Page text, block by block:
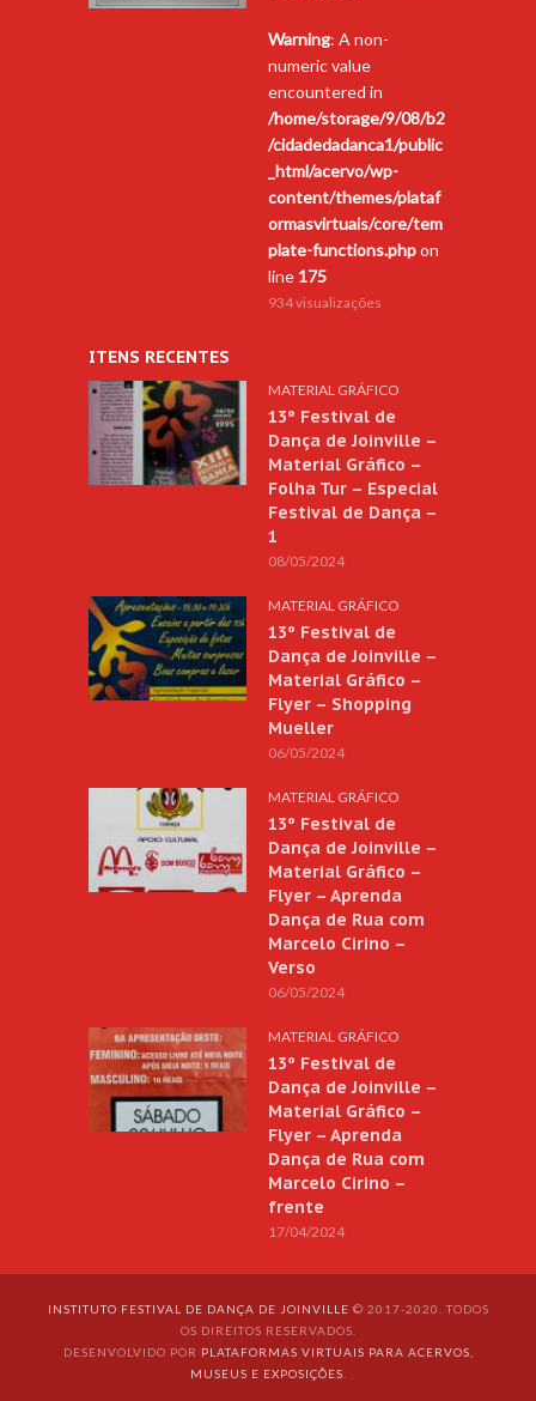
Warning: A non-
numeric value
encountered in
/home/storage/9/08/b2
/cidadedadanca1/public
_html/acervo/wp-
content/themes/plataf
ormasvirtuais/core/tem
plate-functions.phpon
line 175
934 visualizações
ITENS RECENTES
MATERIAL GRÁFICO
13º Festival de
Dança de Joinville –
Material Gráfico –
Folha Tur – Especial
Festival de Dança –
1
08/05/2024
MATERIAL GRÁFICO
13º Festival de
Dança de Joinville –
Material Gráfico –
Flyer – Shopping
Mueller
06/05/2024
MATERIAL GRÁFICO
13º Festival de
Dança de Joinville –
Material Gráfico –
Flyer – Aprenda
Dança de Rua com
Marcelo Cirino –
Verso
06/05/2024
MATERIAL GRÁFICO
13º Festival de
Dança de Joinville –
Material Gráfico –
Flyer – Aprenda
Dança de Rua com
Marcelo Cirino –
frente
17/04/2024
INSTITUTO FESTIVAL DE DANÇA DE JOINVILLE © 2017-2020. TODOS
OS DIREITOS RESERVADOS.
DESENVOLVIDO POR PLATAFORMAS VIRTUAIS PARA ACERVOS,
MUSEUS E EXPOSIÇÕES